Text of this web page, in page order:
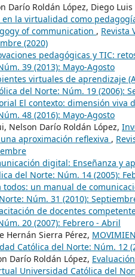
Darío Roldán López, Diego
la virtualidad como
of communication , Revista
(2020)
pedagógicas y TIC:
39 (2013): Mayo-Agosto
virtuales de aprendizaje
del Norte: Núm. 19 (2006):
El contexto: dimensión viva
48 (2016): Mayo-Agosto
Nelson Darío Roldán López,
aproximación reflexiva ,
digital: Enseñanza y
del Norte: Núm. 14 (2005):
todos: un manual de
Núm. 31 (2010):
de docentes
20 (2007): Febrero - Abril
Hernán Sierra Pérez,
Católica del Norte: Núm. 12
Darío Roldán López,
Universidad Católica del